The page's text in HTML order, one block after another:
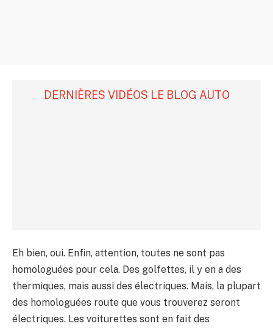
DERNIÈRES VIDÉOS LE BLOG AUTO
Eh bien, oui. Enfin, attention, toutes ne sont pas
homologuées pour cela. Des golfettes, il y en a des
thermiques, mais aussi des électriques. Mais, la plupart
des homologuées route que vous trouverez seront
électriques. Les voiturettes sont en fait des